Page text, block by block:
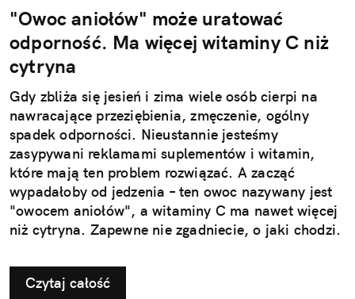
"Owoc aniołów" może uratować
odporność. Ma więcej witaminy C niż
cytryna
Gdy zbliża się jesień i zima wiele osób cierpi na
nawracające przeziębienia, zmęczenie, ogólny
spadek odporności. Nieustannie jesteśmy
zasypywani reklamami suplementów i witamin,
które mają ten problem rozwiązać. A zacząć
wypadałoby od jedzenia – ten owoc nazywany jest
"owocem aniołów", a witaminy C ma nawet więcej
niż cytryna. Zapewne nie zgadniecie, o jaki chodzi.
Czytaj całość